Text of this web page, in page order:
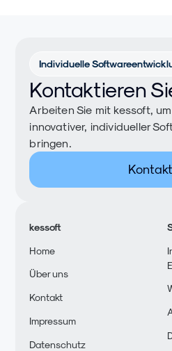
Individuelle
Kontaktieren
Arbeiten Sie mit kessoft,
innovativer, individueller
bringen.
Kontakt
kessoft
Home
Über uns
Kontakt
Impressum
Datenschutz